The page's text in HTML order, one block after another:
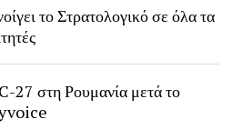
το Στρατολογικό σε όλα τα
στη Ρουμανία μετά το